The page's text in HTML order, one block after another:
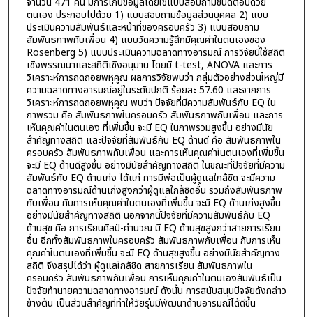
ตนเอง ประกอบไปด้วย 1) แบบสอบถามข้อมูลส่วนบุคคล 2) แบบ
ประเมินความสัมพันธ์และหน้าที่ของครอบครัว 3) แบบสอบถาม
สัมพันธภาพกับเพื่อน 4) แบบวัดความรู้สึกมีคุณค่าในตนเองของ
Rosenberg 5) แบบประเมินความฉลาดทางอารมณ์ การวิจัยนี้ใช้สถิติ
เชิงพรรณนาและสถิติเชิงอนุมาน โดยมี t-test, ANOVA และการ
วิเคราะห์การถดถอยพหุคูณ ผลการวิจัยพบว่า กลุ่มตัวอย่างส่วนใหญ่มี
ความฉลาดทางอารมณ์อยู่ในระดับปกติ ร้อยละ 57.60 และจากการ
วิเคราะห์การถดถอยพหุคูณ พบว่า ปัจจัยที่มีความสัมพันธ์กับ EQ ใน
ภาพรวม คือ สัมพันธภาพในครอบครัว สัมพันธภาพกับเพื่อน และการ
เห็นคุณค่าในตนเอง ที่เพิ่มขึ้น จะมี EQ ในภาพรวมสูงขึ้น อย่างมีนัย
สำคัญทางสถิติ และปัจจัยที่สัมพันธ์กับ EQ ด้านดี คือ สัมพันธภาพใน
ครอบครัว สัมพันธภาพกับเพื่อน และการเห็นคุณค่าในตนเองที่เพิ่มขึ้น
จะมี EQ ด้านดีสูงขึ้น อย่างมีนัยสำคัญทางสถิติ ในขณะที่ปัจจัยที่มีความ
สัมพันธ์กับ EQ ด้านเก่ง ได้แก่ การมีพ่อเป็นผู้ดูแลใกล้ชิด จะมีความ
ฉลาดทางอารมณ์ด้านเก่งสูงกว่าผู้ดูแลใกล้ชิดอื่น รวมถึงสัมพันธภาพ
กับเพื่อน กับการเห็นคุณค่าในตนเองที่เพิ่มขึ้น จะมี EQ ด้านเก่งสูงขึ้น
อย่างมีนัยสำคัญทางสถิติ นอกจากนี้ปัจจัยที่มีความสัมพันธ์กับ EQ
ด้านสุข คือ การเรียนศิลป์-คำนวณ มี EQ ด้านสุขสูงกว่าสายการเรียน
อื่น อีกทั้งสัมพันธภาพในครอบครัว สัมพันธภาพกับเพื่อน กับการเห็น
คุณค่าในตนเองที่เพิ่มขึ้น จะมี EQ ด้านสุขสูงขึ้น อย่างมีนัยสำคัญทาง
สถิติ จึงสรุปได้ว่า ผู้ดูแลใกล้ชิด สายการเรียน สัมพันธภาพใน
ครอบครัว สัมพันธภาพกับเพื่อน การเห็นคุณค่าในตนเองสัมพันธ์เป็น
ปัจจัยทำนายความฉลาดทางอารมณ์ ดังนั้น การสนับสนุนปัจจัยดังกล่าว
ข้างต้น เป็นส่วนสำคัญที่ทำให้วัยรุ่นมีพัฒนาด้านอารมณ์ได้ดีขึ้น